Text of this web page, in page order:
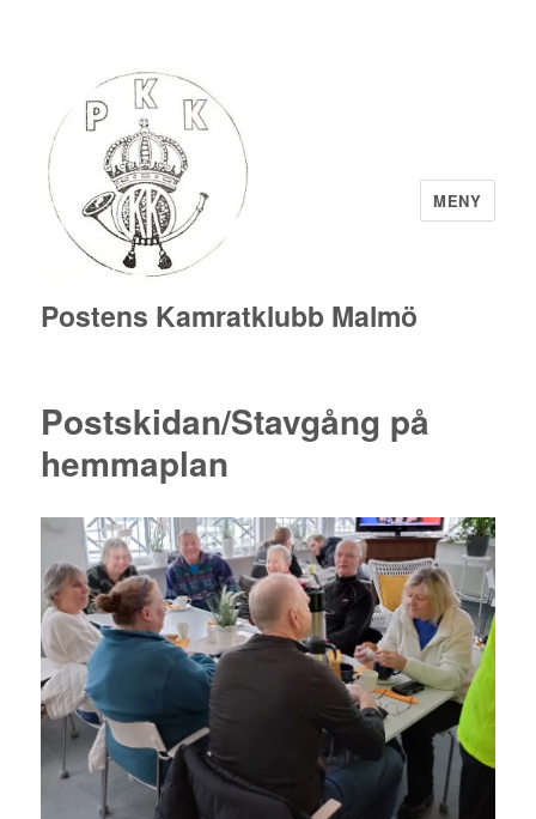
Postens Kamratklubb Malmö
MENY
Postskidan/Stavgång på
hemmaplan